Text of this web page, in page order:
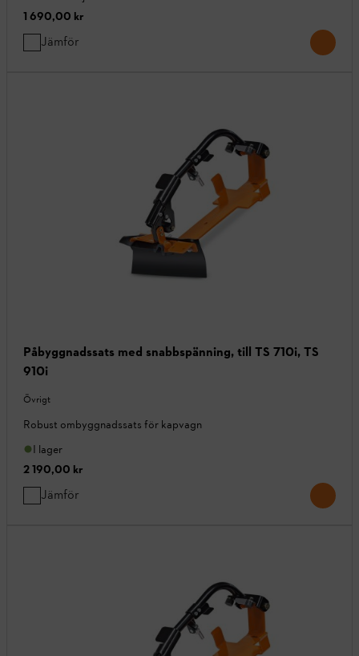
1 690,00 kr
Jämför
Påbyggnadssats med snabbspänning, till TS 710i, TS
910i
Övrigt
Robust ombyggnadssats för kapvagn
I lager
2 190,00 kr
Jämför